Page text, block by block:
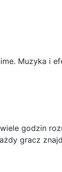
Muzyka i
godzin
gracz